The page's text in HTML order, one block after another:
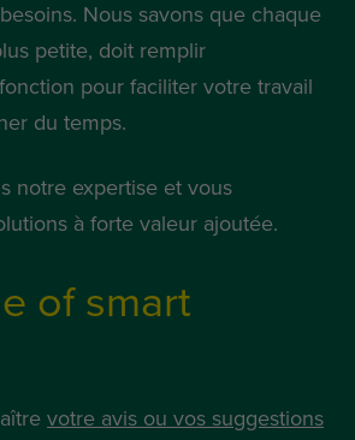
Nous savons que chaque
petite, doit remplir
pour faciliter votre travail
du temps.
notre expertise et vous
à forte valeur ajoutée.
of smart
votre avis ou vos suggestions